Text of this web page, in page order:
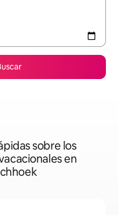
sobre los
en